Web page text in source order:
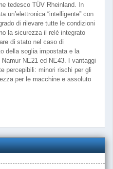
tedesco TÜV Rheinland. In
un’elettronica “intelligente” con
di rilevare tutte le condizioni
la sicurezza il relè integrato
di stato nel caso di
della soglia impostata e la
NE21 ed NE43. I vantaggi
percepibili: minori rischi per gli
per le macchine e assoluto